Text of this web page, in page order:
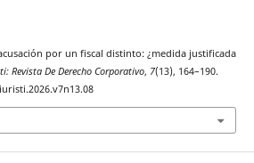
por un fiscal distinto: ¿medida justificada
Revista De Derecho Corporativo, 7(13), 164–190.